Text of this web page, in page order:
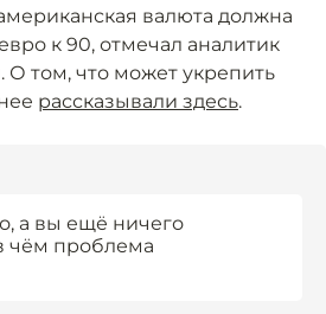
валюта должна
к 90, отмечал аналитик
О том, что может укрепить
рассказывали здесь.
а вы ещё ничего
чём проблема